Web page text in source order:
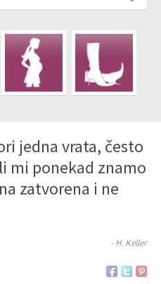
jedna vrata, često
mi ponekad znamo
zatvorena i ne
- H. Keller